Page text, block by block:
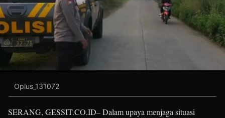
Oplus_131072
SERANG, GESSIT.CO.ID– Dalam upaya menjaga situasi